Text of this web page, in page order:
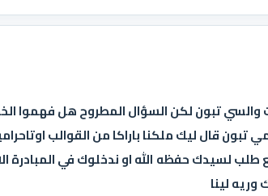
وموجه 100/100 الكابرانات والسي تبون لكن السؤال
قال ليك ملكنا باراكا من القوالب
لسيدك حفظه الله او ندخلوك في المبادرة
لينا